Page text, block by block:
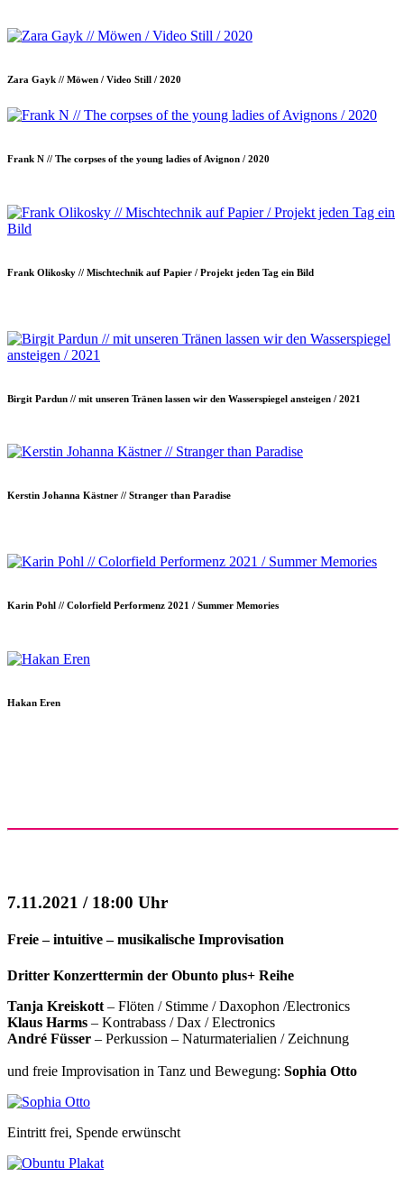
Zara Gayk // Möwen / Video Still / 2020
Frank N // The corpses of the young ladies of Avignon / 2020
Frank Olikosky // Mischtechnik auf Papier / Projekt jeden Tag ein Bild
Birgit Pardun // mit unseren Tränen lassen wir den Wasserspiegel ansteigen / 2021
Kerstin Johanna Kästner // Stranger than Paradise
Karin Pohl // Colorfield Performenz 2021 / Summer Memories
Hakan Eren
7.11.2021 / 18:00 Uhr
Freie – intuitive – musikalische Improvisation
Dritter Konzerttermin der Obunto plus+ Reihe
Tanja Kreiskott – Flöten / Stimme / Daxophon /Electronics
Klaus Harms – Kontrabass / Dax / Electronics
André Füsser – Perkussion – Naturmaterialien / Zeichnung
und freie Improvisation in Tanz und Bewegung: Sophia Otto
Eintritt frei, Spende erwünscht